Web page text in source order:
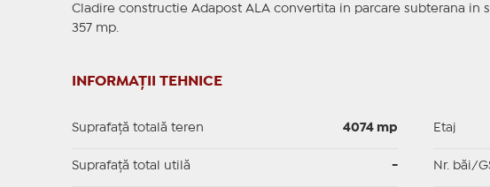
Cladire constructie Adapost ALA convertita in parcare subterana in
357 mp.
INFORMAȚII TEHNICE
Suprafață totală teren 4074 mp
Suprafaţă total utilă -
Etaj
Nr. băi/